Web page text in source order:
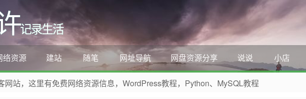
记录生活
络资源 建站 随笔 网址导航 网盘资源分享 说说 小店
网站，这里有免费网络资源信息，WordPress教程，Python、MySQL教程